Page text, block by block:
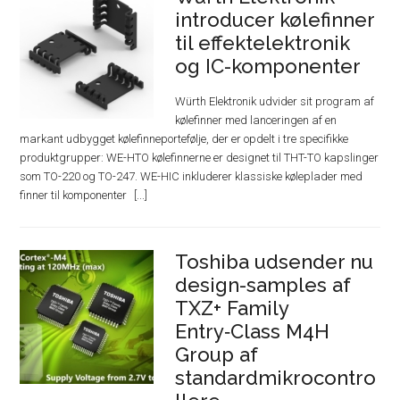
introducer kølefinner
til effektelektronik
og IC-komponenter
Würth Elektronik udvider sit program af
kølefinner med lanceringen af en
markant udbygget kølefinneportefølje, der er opdelt i tre specifikke
produktgrupper: WE-HTO kølefinnerne er designet til THT-TO kapslinger
som TO-220 og TO-247. WE-HIC inkluderer klassiske køleplader med
finner til komponenter
Toshiba udsender nu
design-samples af
TXZ+ Family
Entry‑Class M4H
Group af
standardmikrocontro